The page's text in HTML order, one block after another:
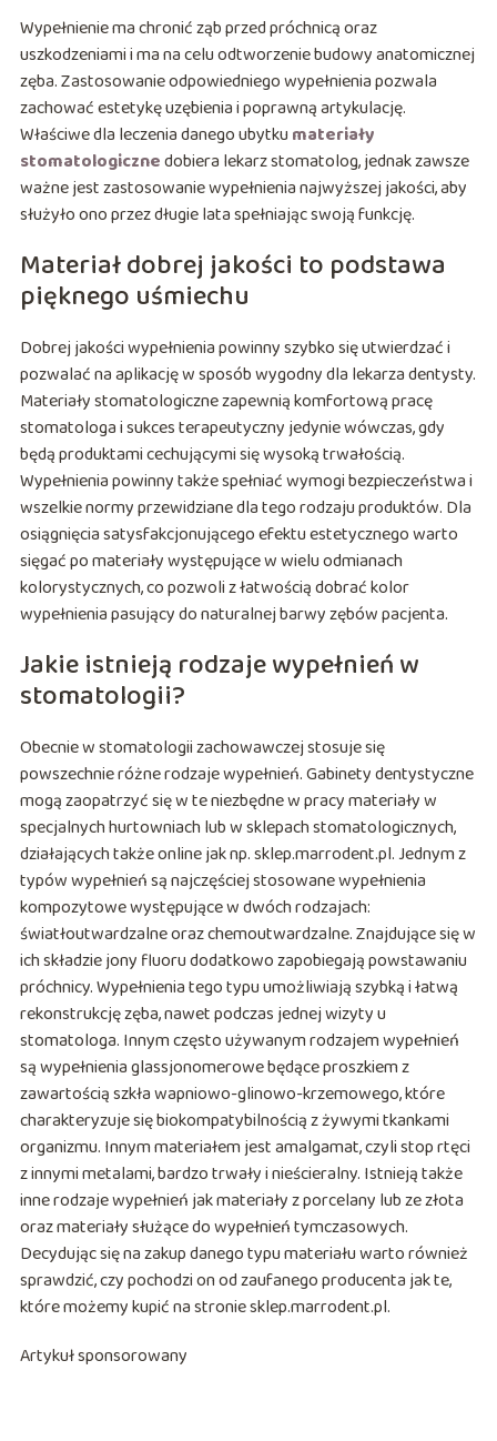
Wypełnienie ma chronić ząb przed próchnicą oraz
uszkodzeniami i ma na celu odtworzenie budowy anatomicznej
zęba. Zastosowanie odpowiedniego wypełnienia pozwala
zachować estetykę uzębienia i poprawną artykulację.
Właściwe dla leczenia danego ubytkumateriały
stomatologicznedobiera lekarz stomatolog, jednak zawsze
ważne jest zastosowanie wypełnienia najwyższej jakości, aby
służyło ono przez długie lata spełniając swoją funkcję.
Materiał dobrej jakości to podstawa
pięknego uśmiechu
Dobrej jakości wypełnienia powinny szybko się utwierdzać i
pozwalać na aplikację w sposób wygodny dla lekarza dentysty.
Materiały stomatologiczne zapewnią komfortową pracę
stomatologa i sukces terapeutyczny jedynie wówczas, gdy
będą produktami cechującymi się wysoką trwałością.
Wypełnienia powinny także spełniać wymogi bezpieczeństwa i
wszelkie normy przewidziane dla tego rodzaju produktów. Dla
osiągnięcia satysfakcjonującego efektu estetycznego warto
sięgać po materiały występujące w wielu odmianach
kolorystycznych, co pozwoli z łatwością dobrać kolor
wypełnienia pasujący do naturalnej barwy zębów pacjenta.
Jakie istnieją rodzaje wypełnień w
stomatologii?
Obecnie w stomatologii zachowawczej stosuje się
powszechnie różne rodzaje wypełnień. Gabinety dentystyczne
mogą zaopatrzyć się w te niezbędne w pracy materiały w
specjalnych hurtowniach lub w sklepach stomatologicznych,
działających także online jak np. sklep.marrodent.pl. Jednym z
typów wypełnień są najczęściej stosowane wypełnienia
kompozytowe występujące w dwóch rodzajach:
światłoutwardzalne oraz chemoutwardzalne. Znajdujące się w
ich składzie jony fluoru dodatkowo zapobiegają powstawaniu
próchnicy. Wypełnienia tego typu umożliwiają szybką i łatwą
rekonstrukcję zęba, nawet podczas jednej wizyty u
stomatologa. Innym często używanym rodzajem wypełnień
są wypełnienia glassjonomerowe będące proszkiem z
zawartością szkła wapniowo-glinowo-krzemowego, które
charakteryzuje się biokompatybilnością z żywymi tkankami
organizmu. Innym materiałem jest amalgamat, czyli stop rtęci
z innymi metalami, bardzo trwały i nieścieralny. Istnieją także
inne rodzaje wypełnień jak materiały z porcelany lub ze złota
oraz materiały służące do wypełnień tymczasowych.
Decydując się na zakup danego typu materiału warto również
sprawdzić, czy pochodzi on od zaufanego producenta jak te,
które możemy kupić na stronie sklep.marrodent.pl.
Artykuł sponsorowany